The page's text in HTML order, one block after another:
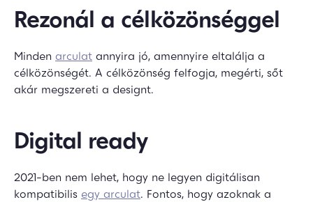
Rezonál a célközönséggel
Minden arculat annyira jó, amennyire eltalálja a
célközönségét. A célközönség felfogja, megérti, sőt
akár megszereti a designt.
Digital ready
2021-ben nem lehet, hogy ne legyen digitálisan
kompatibilis egy arculat. Fontos, hogy azoknak a